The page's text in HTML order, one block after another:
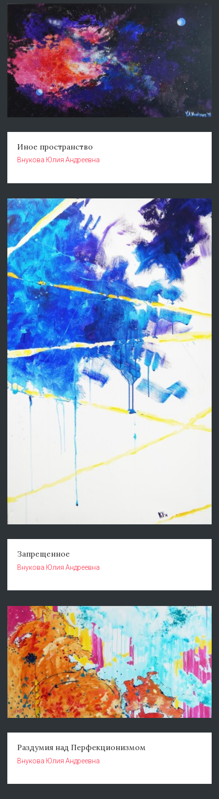
Иное пространство
Внукова Юлия Андреевна
Запрещенное
Внукова Юлия Андреевна
Раздумия над Перфекционизмом
Внукова Юлия Андреевна